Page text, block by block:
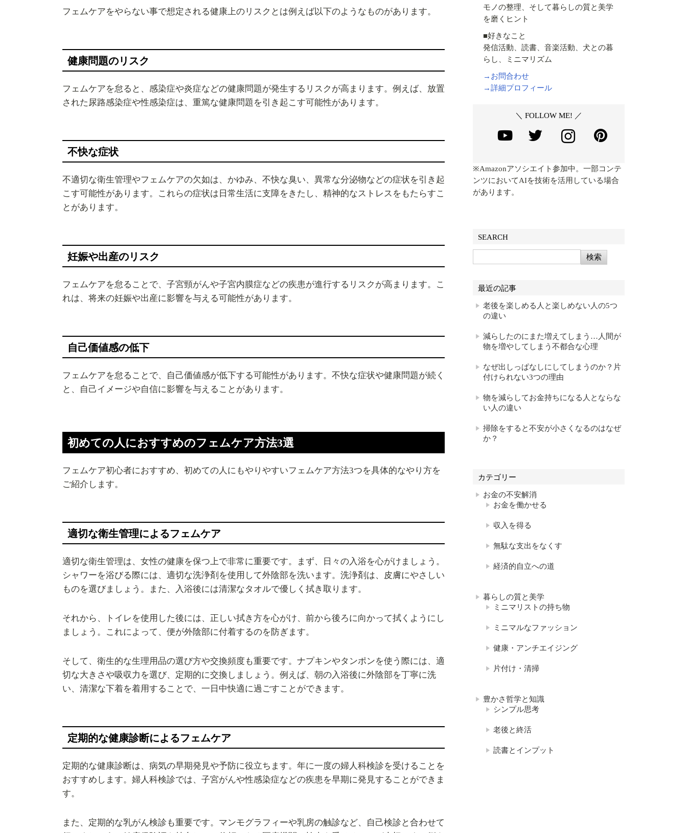
フェムケアをやらない事で想定される健康上のリスクとは例えば以下のようなものがあります。
健康問題のリスク
フェムケアを怠ると、感染症や炎症などの健康問題が発生するリスクが高まります。例えば、放置
された尿路感染症や性感染症は、重篤な健康問題を引き起こす可能性があります。
不快な症状
不適切な衛生管理やフェムケアの欠如は、かゆみ、不快な臭い、異常な分泌物などの症状を引き起
こす可能性があります。これらの症状は日常生活に支障をきたし、精神的なストレスをもたらすこ
とがあります。
妊娠や出産のリスク
フェムケアを怠ることで、子宮頸がんや子宮内膜症などの疾患が進行するリスクが高まります。こ
れは、将来の妊娠や出産に影響を与える可能性があります。
自己価値感の低下
フェムケアを怠ることで、自己価値感が低下する可能性があります。不快な症状や健康問題が続く
と、自己イメージや自信に影響を与えることがあります。
初めての人におすすめのフェムケア方法3選
フェムケア初心者におすすめ、初めての人にもやりやすいフェムケア方法3つを具体的なやり方を
ご紹介します。
適切な衛生管理によるフェムケア
適切な衛生管理は、女性の健康を保つ上で非常に重要です。まず、日々の入浴を心がけましょう。
シャワーを浴びる際には、適切な洗浄剤を使用して外陰部を洗います。洗浄剤は、皮膚にやさしい
ものを選びましょう。また、入浴後には清潔なタオルで優しく拭き取ります。
それから、トイレを使用した後には、正しい拭き方を心がけ、前から後ろに向かって拭くようにし
ましょう。これによって、便が外陰部に付着するのを防ぎます。
そして、衛生的な生理用品の選び方や交換頻度も重要です。ナプキンやタンポンを使う際には、適
切な大きさや吸収力を選び、定期的に交換しましょう。例えば、朝の入浴後に外陰部を丁寧に洗
い、清潔な下着を着用することで、一日中快適に過ごすことができます。
定期的な健康診断によるフェムケア
定期的な健康診断は、病気の早期発見や予防に役立ちます。年に一度の婦人科検診を受けることを
おすすめします。婦人科検診では、子宮がんや性感染症などの疾患を早期に発見することができま
す。
また、定期的な乳がん検診も重要です。マンモグラフィーや乳房の触診など、自己検診と合わせて
モノの整理、そして暮らしの質と美学
を磨くヒント
■好きなこと
発信活動、読書、音楽活動、犬との暮
らし、ミニマリズム
→お問合わせ
→詳細プロフィール
＼ FOLLOW ME! ／
※Amazonアソシエイト参加中。一部コンテ
ンツにおいてAIを技術を活用している場合
があります。
SEARCH
最近の記事
老後を楽しめる人と楽しめない人の5つ
の違い
減らしたのにまた増えてしまう…人間が
物を増やしてしまう不都合な心理
なぜ出しっぱなしにしてしまうのか？片
付けられない3つの理由
物を減らしてお金持ちになる人とならな
い人の違い
掃除をすると不安が小さくなるのはなぜ
か？
カテゴリー
お金の不安解消
お金を働かせる
収入を得る
無駄な支出をなくす
経済的自立への道
暮らしの質と美学
ミニマリストの持ち物
ミニマルなファッション
健康・アンチエイジング
片付け・清掃
豊かさ哲学と知識
シンプル思考
老後と終活
読書とインプット